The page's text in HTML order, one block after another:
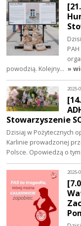
powodzią. Kolejny… »
2025-
Stowarzyszenie
Dzisiaj w Pożytecznych
Karlinie prowadzonej
Polsce. Opowiedzą o
2025-